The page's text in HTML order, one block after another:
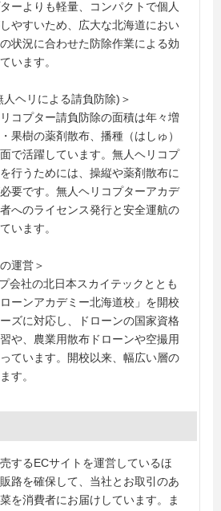
ーよりも軽量、コンパクトで個人
やすいため、広大な北海道におい
状況に合わせた防除作業による効
います。
ヘリによる請負防除)＞
コプター請負防除の面積は年々増
果樹の薬剤散布、播種（はしゅ）
で活躍しています。無人ヘリコプ
行うためには、操縦や薬剤散布に
要です。無人ヘリコプターアカデ
へのライセンス発行と安全運航の
います。
運営＞
会社の北日本スカイテックととも
ーンアカデミー北海道校」を開校
ズに対応し、ドローンの国家資格
や、農業用散布ドローンや空撮用
ています。開校以来、幅広い層の
す。
するECサイトを運営しているほ
路を確保して、当社とお取引のあ
を消費者にお届けしています。ま